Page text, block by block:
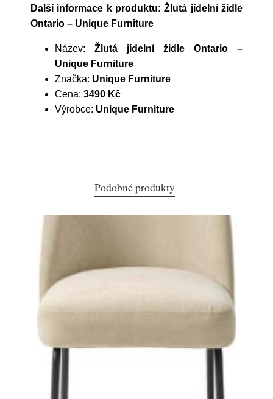
Další informace k produktu: Žlutá jídelní židle
Ontario – Unique Furniture
Název: Žlutá jídelní židle Ontario –
Unique Furniture
Značka: Unique Furniture
Cena: 3490 Kč
Výrobce: Unique Furniture
Podobné produkty